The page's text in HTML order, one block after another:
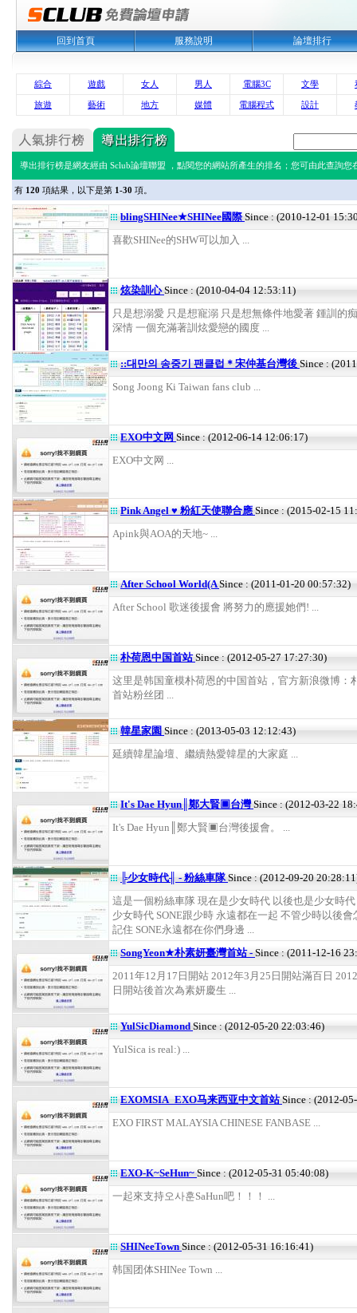
回到首頁 服務說明 論壇排行
綜合 遊戲 女人 男人 電腦3C 文學
旅遊 藝術 地方 媒體 電腦程式 設計
導出排行榜是網友經由 Sclub論壇聯盟 ，點閱您的網站所產生的排名；您可由此查詢您
有 120 項結果，以下是第 1-30 項。
blingSHINee★SHINee國際Since : (2010-12-01
喜歡SHINee的SHW可以加入 ...
炫染訓心Since : (2010-04-04 12:53:11)
只是想溺愛 只是想寵溺 只是想無條件地愛著 鍾訓的
深情 一個充滿著訓炫愛戀的國度 ...
::대만의 송중기 팬클럽＊宋仲基台灣後 Since :
Song Joong Ki Taiwan fans club ...
EXO中文网 Since : (2012-06-14 12:06:17)
EXO中文网 ...
Pink Angel ♥ 粉紅天使聯合應 Since : (2015-02-15
Apink與AOA的天地~ ...
After School World(ASince : (2011-01-20 00:57:32)
After School 歌迷後援會 將努力的應援她們! ...
朴荷恩中国首站Since : (2012-05-27 17:27:30)
这里是韩国童模朴荷恩的中国首站，官方新浪微博：
首站粉丝团 ...
韓星家園 Since : (2013-05-03 12:12:43)
延續韓星論壇、繼續熱愛韓星的大家庭 ...
It's Dae Hyun║鄭大賢▣台灣Since : (2012-03-22
It's Dae Hyun║鄭大賢▣台灣後援會。 ...
╠少女時代╢ - 粉絲車隊Since : (2012-09-20
這是一個粉絲車隊 現在是少女時代 以後也是少女時
少女時代 SONE跟少時 永遠都在一起 不管少時以後會
記住 SONE永遠都在你們身邊 ...
SongYeon★朴素妍臺灣首站 - Since : (2011-12-16
2011年12月17日開站 2012年3月25日開站滿百日
日開站後首次為素妍慶生 ...
YulSicDiamondSince : (2012-05-20 22:03:46)
YulSica is real:) ...
EXOMSIA_EXO马来西亚中文首站Since : (2012-
EXO FIRST MALAYSIA CHINESE FANBASE ...
EXO-K~SeHun~ Since : (2012-05-31 05:40:08)
一起來支持오사훈SaHun吧！！！ ...
SHINeeTown Since : (2012-05-31 16:16:41)
韩国团体SHINee Town ...